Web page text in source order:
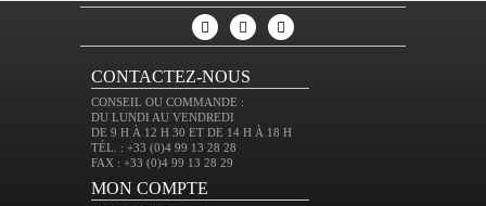
CONTACTEZ-NOUS
CONSEIL OU COMMANDE :
DU LUNDI AU VENDREDI
DE 9 H À 12 H 30 ET DE 14 H À 18 H
TÉL. : +33 (0)4 99 13 28 28
FAX : +33 (0)4 99 13 28 29
MON COMPTE